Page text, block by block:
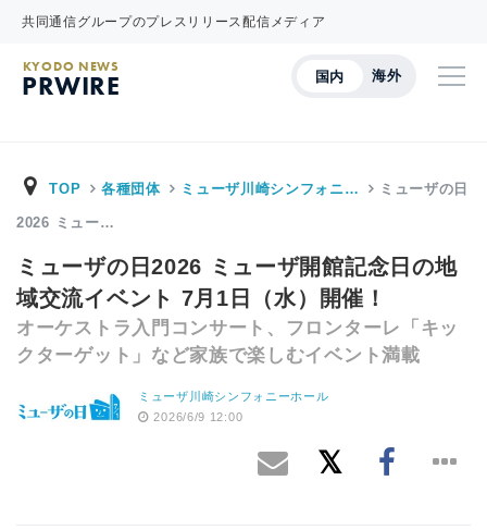
共同通信グループのプレスリリース配信メディア
国内 海外
KYODO NEWS
PRWIRE
TOP 各種団体 ミューザ川崎シンフォニ… ミューザの日
2026 ミュー…
ミューザの日2026 ミューザ開館記念日の地
域交流イベント 7月1日（水）開催！
オーケストラ入門コンサート、フロンターレ「キッ
クターゲット」など家族で楽しむイベント満載
ミューザ川崎シンフォニーホール
2026/6/9 12:00